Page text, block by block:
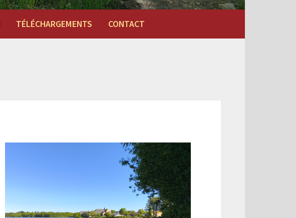
TÉLÉCHARGEMENTS CONTACT